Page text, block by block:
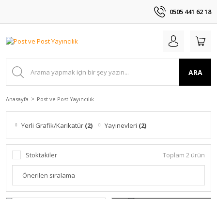
0505 441 62 18
ARA
Anasayfa Post ve Post Yayıncılık
Yerli Grafik/Karikatür (2) Yayınevleri (2)
Stoktakiler Toplam 2 ürün